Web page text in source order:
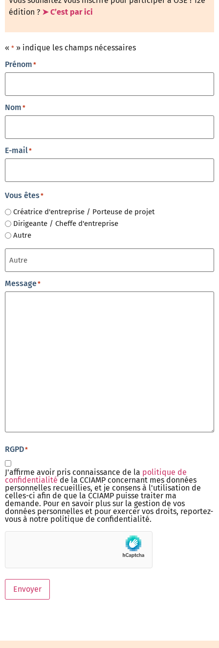
édition ? ➤ C’est par ici
« * » indique les champs nécessaires
Prénom *
Nom *
E-mail*
Vous êtes*
Créatrice d'entreprise / Porteuse de projet
Dirigeante / Cheffe d'entreprise
Autre
Message*
RGPD*
J'affirme avoir pris connaissance de la politique de
confidentialité de la CCIAMP concernant mes données
personnelles recueillies, et je consens à l'utilisation de
celles-ci afin de que la CCIAMP puisse traiter ma
demande. Pour en savoir plus sur la gestion de vos
données personnelles et pour exercer vos droits, reportez-
vous à notre politique de confidentialité.
hCaptcha
Envoyer